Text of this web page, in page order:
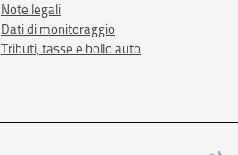
Note legali
Dati di monitoraggio
Tributi, tasse e bollo auto